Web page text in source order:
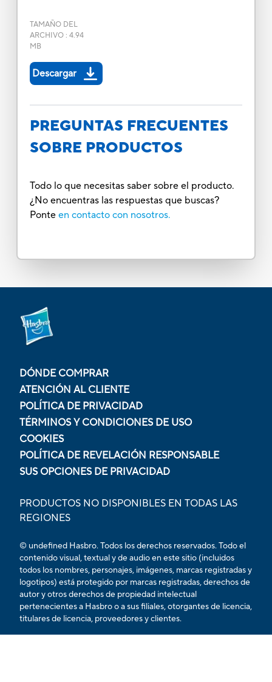
TAMAÑO DEL
ARCHIVO: 4.94
MB
Descargar
PREGUNTAS FRECUENTES
SOBRE PRODUCTOS
Todo lo que necesitas saber sobre el producto.
¿No encuentras las respuestas que buscas?
Ponte en contacto con nosotros.
DÓNDE COMPRAR
ATENCIÓN AL CLIENTE
POLÍTICA DE PRIVACIDAD
TÉRMINOS Y CONDICIONES DE USO
COOKIES
POLÍTICA DE REVELACIÓN RESPONSABLE
SUS OPCIONES DE PRIVACIDAD
PRODUCTOS NO DISPONIBLES EN TODAS LAS
REGIONES
© undefined Hasbro. Todos los derechos reservados. Todo el
contenido visual, textual y de audio en este sitio (incluidos
todos los nombres, personajes, imágenes, marcas registradas y
logotipos) está protegido por marcas registradas, derechos de
autor y otros derechos de propiedad intelectual
pertenecientes a Hasbro o a sus filiales, otorgantes de licencia,
titulares de licencia, proveedores y clientes.